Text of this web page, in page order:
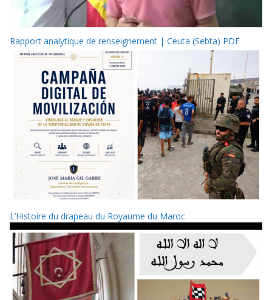
Rapport analytique de renseignement | Ceuta (Sebta) PDF
L’Histoire du drapeau du Royaume du Maroc